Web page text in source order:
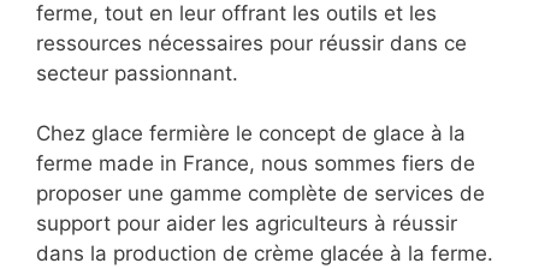
ferme, tout en leur offrant les outils et les
ressources nécessaires pour réussir dans ce
secteur passionnant.
Chez glace fermière le concept de glace à la
ferme made in France, nous sommes fiers de
proposer une gamme complète de services de
support pour aider les agriculteurs à réussir
dans la production de crème glacée à la ferme.